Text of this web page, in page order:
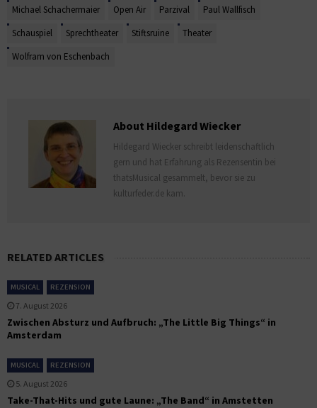
Michael Schachermaier
Open Air Parzival
Paul Wallfisch
Schauspiel
Sprechtheater Stiftsruine
Theater
Wolfram von Eschenbach
About Hildegard Wiecker
Hildegard Wiecker schreibt leidenschaftlich
gern und hat Erfahrung als Rezensentin bei
thatsMusical gesammelt, bevor sie zu
kulturfeder.de kam.
RELATED ARTICLES
MUSICAL REZENSION
7. August 2026
Zwischen Absturz und Aufbruch: „The Little Big Things“ in
Amsterdam
MUSICAL REZENSION
5. August 2026
Take-That-Hits und gute Laune: „The Band“ in Amstetten